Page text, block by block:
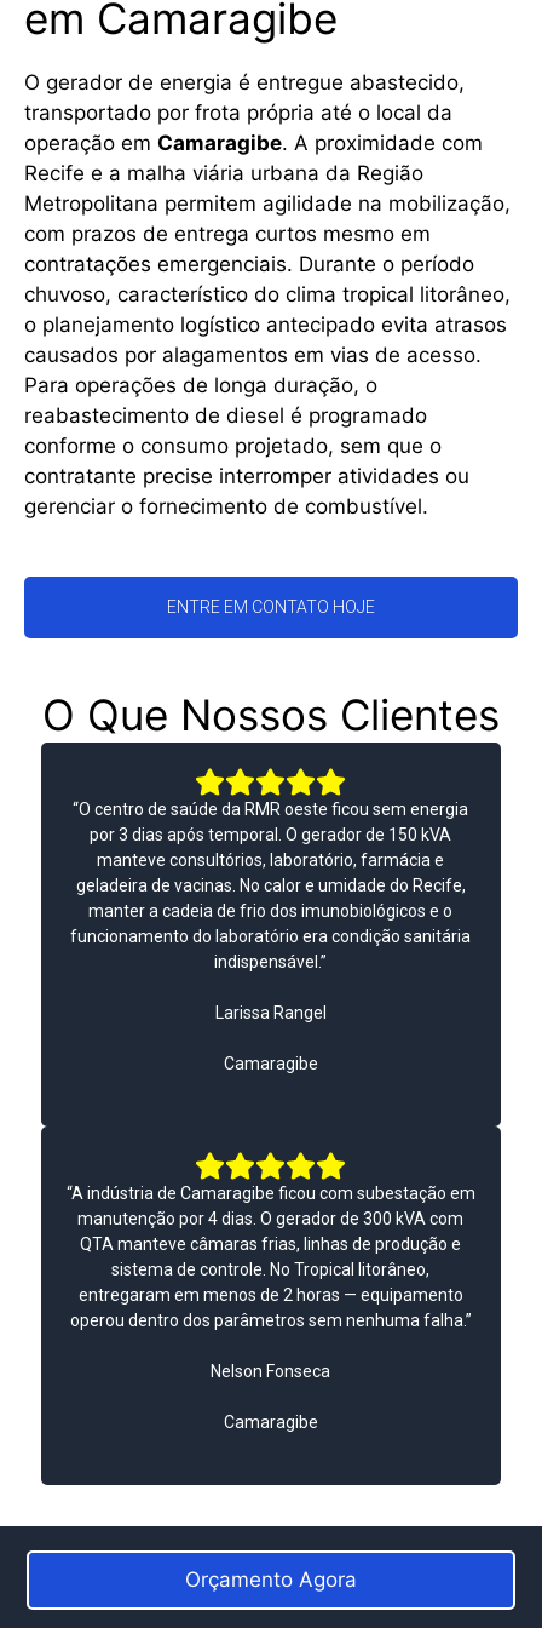
em Camaragibe
O gerador de energia é entregue abastecido,
transportado por frota própria até o local da
operação em Camaragibe. A proximidade com
Recife e a malha viária urbana da Região
Metropolitana permitem agilidade na mobilização,
com prazos de entrega curtos mesmo em
contratações emergenciais. Durante o período
chuvoso, característico do clima tropical litorâneo,
o planejamento logístico antecipado evita atrasos
causados por alagamentos em vias de acesso.
Para operações de longa duração, o
reabastecimento de diesel é programado
conforme o consumo projetado, sem que o
contratante precise interromper atividades ou
gerenciar o fornecimento de combustível.
ENTRE EM CONTATO HOJE
O Que Nossos Clientes
Dizem
“O centro de saúde da RMR oeste ficou sem energia
por 3 dias após temporal. O gerador de 150 kVA
manteve consultórios, laboratório, farmácia e
geladeira de vacinas. No calor e umidade do Recife,
manter a cadeia de frio dos imunobiológicos e o
funcionamento do laboratório era condição sanitária
indispensável.”
Larissa Rangel
Camaragibe
“A indústria de Camaragibe ficou com subestação em
manutenção por 4 dias. O gerador de 300 kVA com
QTA manteve câmaras frias, linhas de produção e
sistema de controle. No Tropical litorâneo,
entregaram em menos de 2 horas — equipamento
operou dentro dos parâmetros sem nenhuma falha.”
Nelson Fonseca
Camaragibe
Orçamento Agora